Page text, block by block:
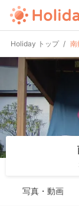
Holiday トップ 南
写真・動画